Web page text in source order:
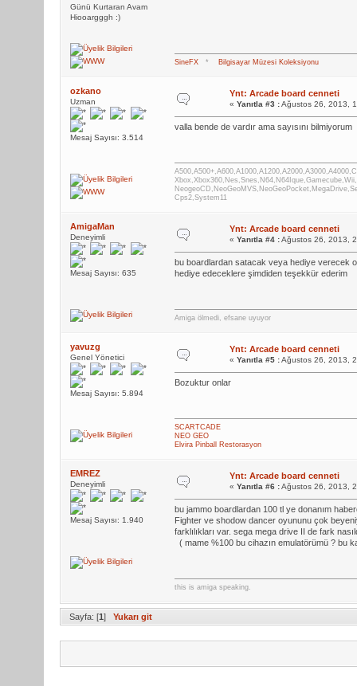
Günü Kurtaran Avam
Hiooargggh :)
SineFX* Bilgisayar Müzesi Koleksiyonu
ozkano
Uzman
Mesaj Sayısı: 3.514
Ynt: Arcade board cenneti
« Yanıtla #3 :Ağustos 26, 2013,
valla bende de vardır ama sayısını bilmiyorum
Cps2,System11
AmigaMan
Deneyimli
Mesaj Sayısı: 635
Ynt: Arcade board cenneti
« Yanıtla #4 :Ağustos 26, 2013,
bu boardlardan satacak veya hediye verecek
hediye edeceklere şimdiden teşekkür ederim
Amiga ölmedi, efsane uyuyor
yavuzg
Genel Yönetici
Mesaj Sayısı: 5.894
Ynt: Arcade board cenneti
« Yanıtla #5 :Ağustos 26, 2013,
Bozuktur onlar
SCARTCADE
NEO GEO
Elvira Pinball Restorasyon
EMREZ
Deneyimli
Mesaj Sayısı: 1.940
Ynt: Arcade board cenneti
« Yanıtla #6 :Ağustos 26, 2013,
bu jammo boardlardan 100 tl ye donanım
Fighter ve shodow dancer oyununu çok
farklılıkları var. sega mega drive II de fark
( mame %100 bu cihazın emulatörümü ? bu
this is amiga speaking.
Sayfa: [1] Yukarı git